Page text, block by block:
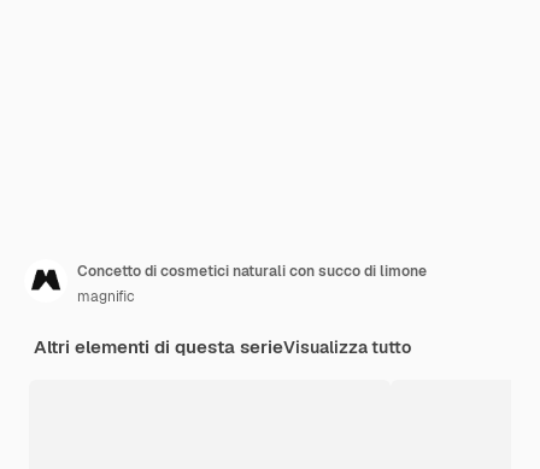
Concetto di cosmetici naturali con succo di limone
magnific
Altri elementi di questa serieVisualizza tutto